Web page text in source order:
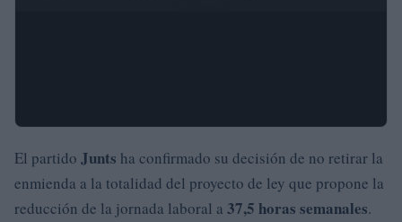
El partido Junts ha confirmado su decisión de no retirar la
enmienda a la totalidad del proyecto de ley que propone la
reducción de la jornada laboral a 37,5 horas semanales.